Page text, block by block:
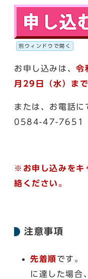
別ウィンドウで開く
お申し込みは、令
月29日
（水） まで
または、お電話
0584-47-7651（
※お申し込みをキ
絡ください。
注意事項
先着順です。
に達した場合